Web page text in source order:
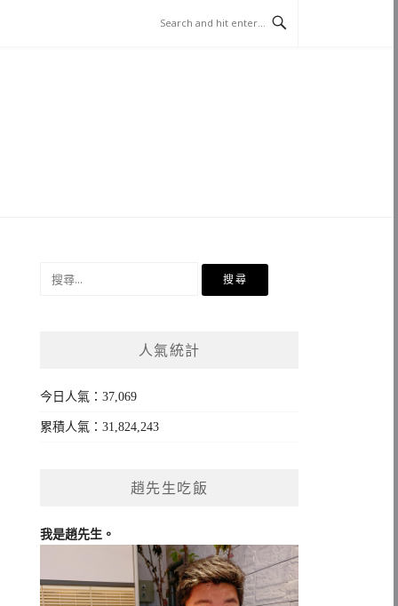
人氣統計
今日人氣：37,069
累積人氣：31,824,243
趙先生吃飯
我是趙先生。